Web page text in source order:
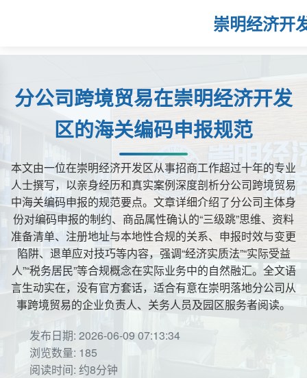
崇明经济开
分公司跨境贸易在崇明经济开发
区的海关编码申报规范
本文由一位在崇明经济开发区从事招商工作超过十年的专业
人士撰写，以亲身经历和真实案例深度剖析分公司跨境贸易
中海关编码申报的规范要点。文章详细介绍了分公司主体身
份对编码申报的制约、商品属性确认的“三级跳”思维、资料
准备清单、注册地址与本地性合规的关系、申报时效与变更
陷阱、退单应对技巧等内容，强调“经济实质法”“实际受益
人”“税务居民”等合规概念在实际业务中的自然融汇。全文语
言生动实在，没有官方套话，适合有意在崇明落地分公司从
事跨境贸易的企业负责人、关务人员及园区服务者阅读。
发布日期: 2026-06-09 07:13:34
浏览数量: 185
阅读时间: 约8分钟